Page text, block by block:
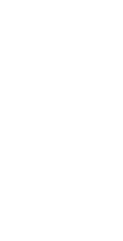
대바늘손뜨개 담